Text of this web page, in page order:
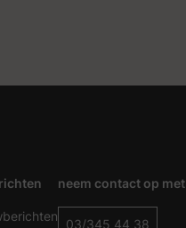
neem contact op met
03/345 44 38